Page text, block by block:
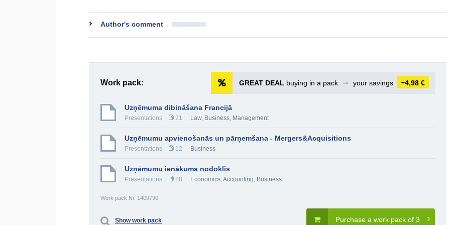
Author's comment
Work pack: GREAT DEAL buying in a pack ➞ your savings −4,98 €
Uzņēmuma dibināšana Francijā
Presentations 21 Law, Business, Management
Uzņēmumu apvienošanās un pārņemšana - Mergers&Acquisitions
Presentations 12 Business
Uzņēmumu ienākuma nodoklis
Presentations 28 Economics,Accounting, Business
Work pack Nr. 1409790
Purchase a work pack of 3
Show work pack